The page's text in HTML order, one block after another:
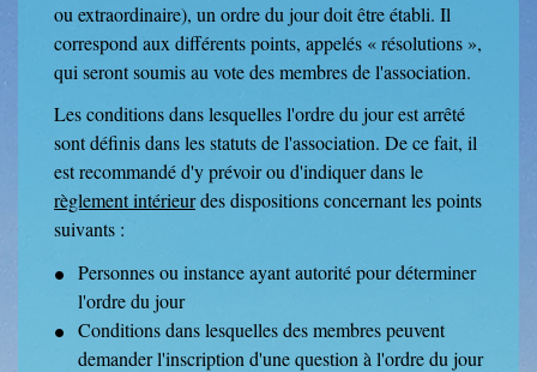
ou extraordinaire), un ordre du jour doit être établi. Il
correspond aux différents points, appelés « résolutions »,
qui seront soumis au vote des membres de l'association.
Les conditions dans lesquelles l'ordre du jour est arrêté
sont définis dans les statuts de l'association. De ce fait, il
est recommandé d'y prévoir ou d'indiquer dans le
règlement intérieurdes dispositions concernant les points
suivants :
Personnes ou instance ayant autorité pour déterminer
l'ordre du jour
Conditions dans lesquelles des membres peuvent
demander l'inscription d'une question à l'ordre du jour